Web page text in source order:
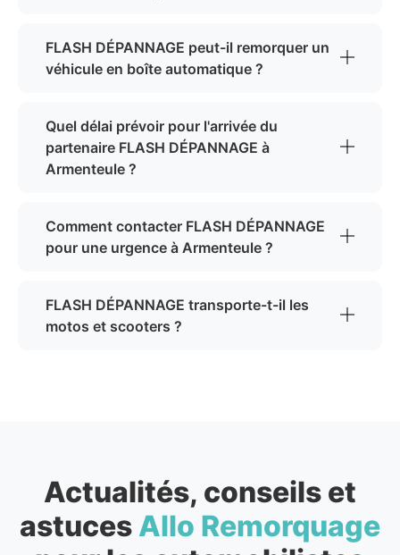
FLASH DÉPANNAGE peut-il remorquer un
véhicule en boîte automatique ?
Quel délai prévoir pour l'arrivée du
partenaire FLASH DÉPANNAGE à
Armenteule ?
Comment contacter FLASH DÉPANNAGE
pour une urgence à Armenteule ?
FLASH DÉPANNAGE transporte-t-il les
motos et scooters ?
Actualités, conseils et
astuces Allo Remorquage